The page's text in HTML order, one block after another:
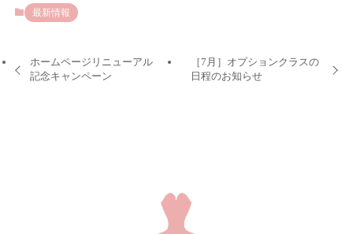
最新情報
ホームページリニューアル
記念キャンペーン
［7月］オプションクラスの
日程のお知らせ